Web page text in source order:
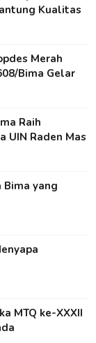
Kualitas
Merah
Bima Gelar
Raih
UIN Raden Mas
Bima yang
MTQ ke-XXXII